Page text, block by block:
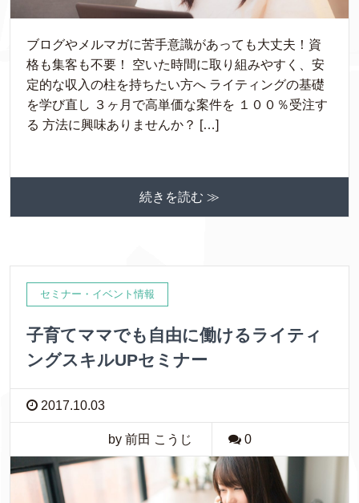
ブログやメルマガに苦手意識があっても大丈夫！資
格も集客も不要！ 空いた時間に取り組みやすく、安
定的な収入の柱を持ちたい方へ ライティングの基礎
を学び直し ３ヶ月で高単価な案件を １００％受注す
る 方法に興味ありませんか？ […]
続きを読む ≫
セミナー・イベント情報
子育てママでも自由に働けるライティ
ングスキルUPセミナー
2017.10.03
by 前田 こうじ 0